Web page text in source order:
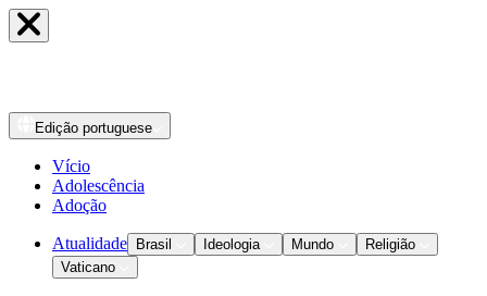
Edição portuguese
Vício
Adolescência
Adoção
Atualidade Brasil Ideologia Mundo
Religião
Vaticano